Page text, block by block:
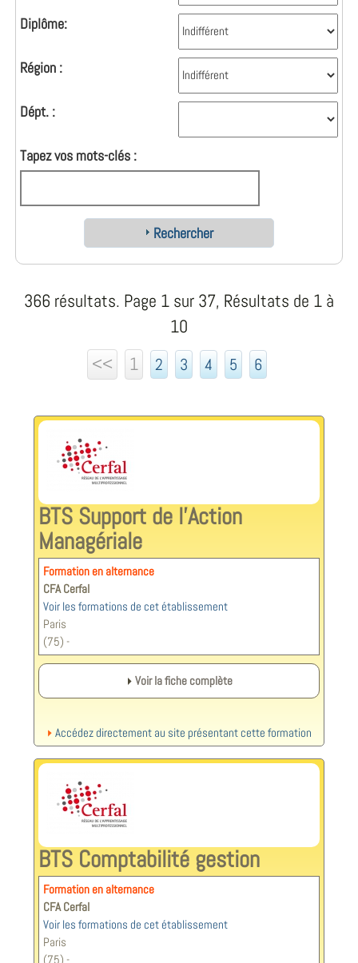
Diplôme:
Région :
Dépt. :
Tapez vos mots-clés :
Rechercher
366 résultats. Page 1 sur 37, Résultats de 1 à
10
<<
1 2 3 4 5 6
BTS Support de l'Action
Managériale
Formation en alternance
CFA Cerfal
Voir les formations de cet établissement
Paris
(75) -
Voir la fiche complète
Accédez directement au site présentant cette formation
BTS Comptabilité gestion
Formation en alternance
CFA Cerfal
Voir les formations de cet établissement
Paris